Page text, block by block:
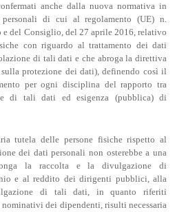
anche dalla nuova normativa in
di cui al regolamento (UE) n.
e del Consiglio, del 27 aprile 2016, relativo
con riguardo al trattamento dei dati
di tali dati e che abroga la direttiva
protezione dei dati), definendo così il
per ogni disciplina del rapporto tra
di tali dati ed esigenza (pubblica) di
tutela delle persone fisiche rispetto al
dei dati personali non osterebbe a una
la raccolta e la divulgazione di
e al reddito dei dirigenti pubblici, alla
di tali dati, in quanto riferiti
dei dipendenti, risulti necessaria